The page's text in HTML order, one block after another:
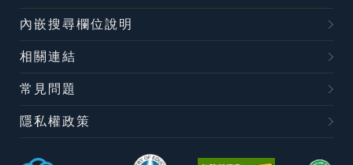
內嵌搜尋欄位說明
相關連結
常見問題
隱私權政策